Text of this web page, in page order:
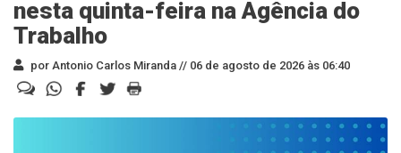
nesta quinta-feira na Agência do
Trabalho
por Antonio Carlos Miranda // 06 de agosto de 2026 às 06:40